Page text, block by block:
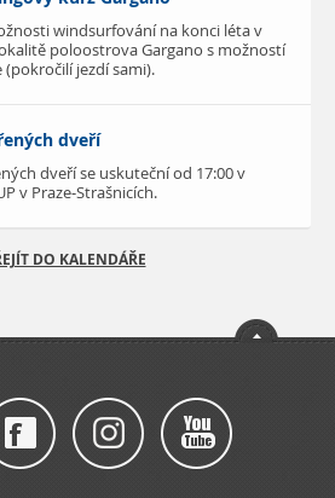
windsurfování na konci léta v
poloostrova Gargano s možností
jezdí sami).
dveří
dveří se uskuteční od 17:00 v
v Praze-Strašnicích.
DO KALENDÁŘE